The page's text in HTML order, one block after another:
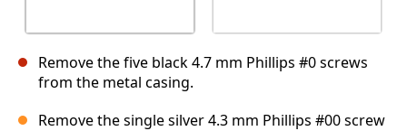
Remove the five black 4.7 mm Phillips #0 screws
from the metal casing.
Remove the single silver 4.3 mm Phillips #00 screw